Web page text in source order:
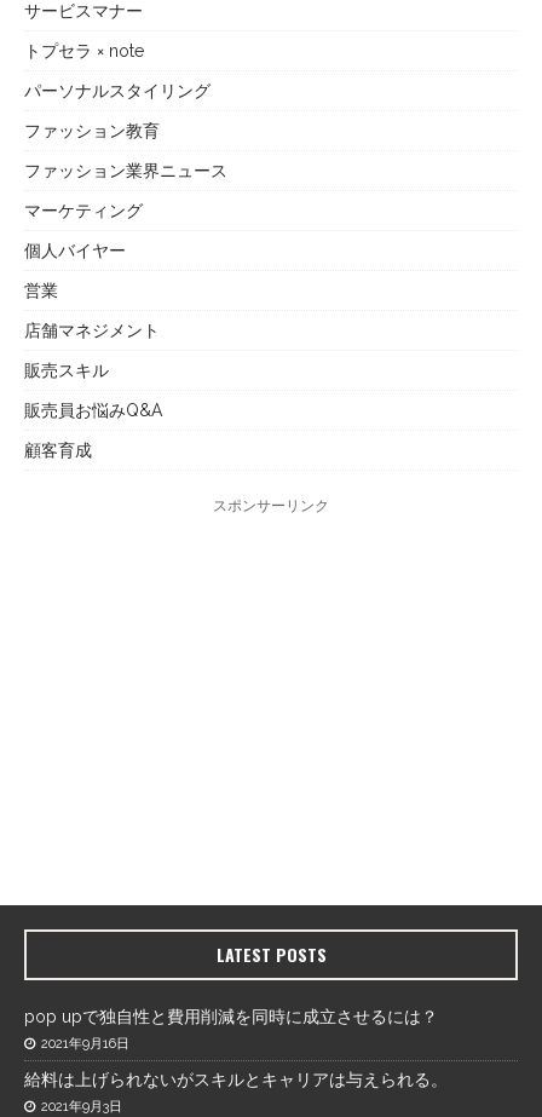
サービスマナー
トプセラ × note
パーソナルスタイリング
ファッション教育
ファッション業界ニュース
マーケティング
個人バイヤー
営業
店舗マネジメント
販売スキル
販売員お悩みQ&A
顧客育成
スポンサーリンク
LATEST POSTS
pop upで独自性と費用削減を同時に成立させるには？
2021年9月16日
給料は上げられないがスキルとキャリアは与えられる。
2021年9月3日